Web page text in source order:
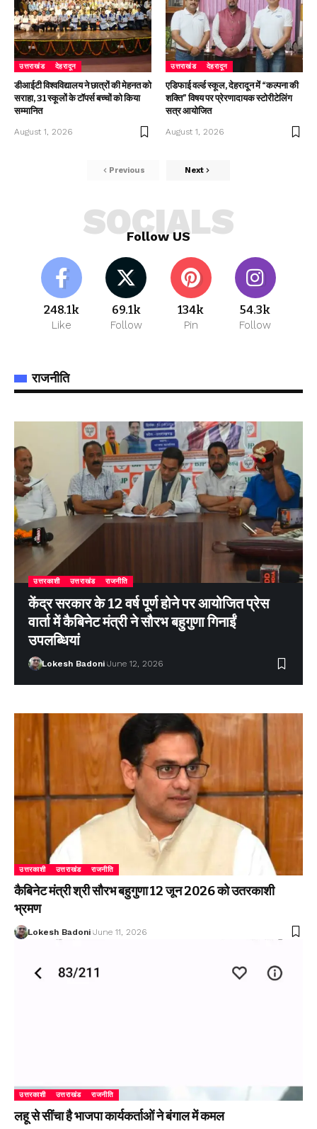
उत्तराखंड देहरादून
डीआईटी विश्वविद्यालय ने छात्रों की मेहनत को
सराहा, 31 स्कूलों के टॉपर्स बच्चों को किया
सम्मानित
August 1, 2026
उत्तराखंड देहरादून
एडिफाई वर्ल्ड स्कूल, देहरादून में “कल्पना की
शक्ति” विषय पर प्रेरणादायक स्टोरीटेलिंग
सत्र आयोजित
August 1, 2026
Previous Next
Follow US
SOCIALS
248.1k
Like
69.1k
Follow
134k
Pin
54.3k
Follow
राजनीति
उत्तरकाशी उत्तराखंड राजनीति
केंद्र सरकार के 12 वर्ष पूर्ण होने पर आयोजित प्रेस
वार्ता में कैबिनेट मंत्री ने सौरभ बहुगुणा गिनाईं
उपलब्धियां
Lokesh Badoni June 12, 2026
उत्तरकाशी उत्तराखंड राजनीति
कैबिनेट मंत्री श्री सौरभ बहुगुणा 12 जून 2026 को उतरकाशी
भ्रमण
Lokesh Badoni June 11, 2026
उत्तरकाशी उत्तराखंड राजनीति
लहू से सींचा है भाजपा कार्यकर्ताओं ने बंगाल में कमल